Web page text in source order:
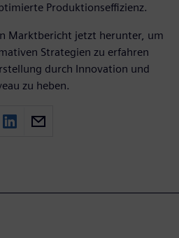
Produktionseffizienz.
Marktbericht jetzt herunter, um
Strategien zu erfahren
durch Innovation und
zu heben.